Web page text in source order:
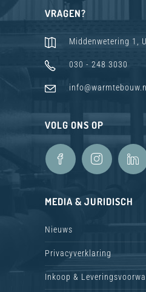
VRAGEN?
Middenwetering 1,
030 - 248 3030
info@warmtebouw.nl
VOLG ONS OP
MEDIA & JURIDISCH
Nieuws
Privacyverklaring
Inkoop &